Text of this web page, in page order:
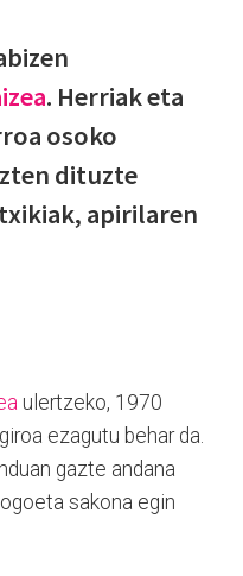
. Herriak eta
osoko
dituzte
apirilaren
ulertzeko, 1970
ezagutu behar da.
gazte andana
sakona egin